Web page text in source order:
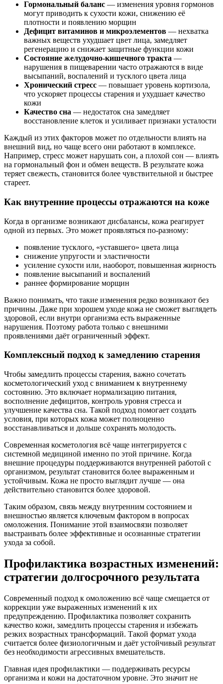
Гормональный баланс — изменения уровня гормонов
могут приводить к сухости кожи, снижению её
плотности и появлению морщин
Дефицит витаминов и микроэлементов — нехватка
важных веществ ухудшает цвет лица, замедляет
регенерацию и снижает защитные функции кожи
Состояние желудочно-кишечного тракта —
нарушения в пищеварении часто отражаются в виде
высыпаний, воспалений и тусклого цвета лица
Хронический стресс — повышает уровень кортизола,
что ускоряет процессы старения и ухудшает качество
кожи
Качество сна — недостаток сна замедляет
восстановление клеток и усиливает признаки усталости
Каждый из этих факторов может по отдельности влиять на
внешний вид, но чаще всего они работают в комплексе.
Например, стресс может нарушать сон, а плохой сон — влиять
на гормональный фон и обмен веществ. В результате кожа
теряет свежесть, становится более чувствительной и быстрее
стареет.
Как внутренние процессы отражаются на коже
Когда в организме возникают дисбалансы, кожа реагирует
одной из первых. Это может проявляться по-разному:
появление тусклого, «уставшего» цвета лица
снижение упругости и эластичности
усиление сухости или, наоборот, повышенная жирность
появление высыпаний и воспалений
раннее формирование морщин
Важно понимать, что такие изменения редко возникают без
причины. Даже при хорошем уходе кожа не сможет выглядеть
здоровой, если внутри организма есть выраженные
нарушения. Поэтому работа только с внешними
проявлениями даёт ограниченный эффект.
Комплексный подход к замедлению старения
Чтобы замедлить процессы старения, важно сочетать
косметологический уход с вниманием к внутреннему
состоянию. Это включает нормализацию питания,
восполнение дефицитов, контроль уровня стресса и
улучшение качества сна. Такой подход помогает создать
условия, при которых кожа может полноценно
восстанавливаться и дольше сохранять молодость.
Современная косметология всё чаще интегрируется с
системной медициной именно по этой причине. Когда
внешние процедуры поддерживаются внутренней работой с
организмом, результат становится более выраженным и
устойчивым. Кожа не просто выглядит лучше — она
действительно становится более здоровой.
Таким образом, связь между внутренним состоянием и
внешностью является ключевым фактором в вопросах
омоложения. Понимание этой взаимосвязи позволяет
выстраивать более эффективные и осознанные стратегии
ухода за собой.
Профилактика возрастных изменений:
стратегии долгосрочного результата
Современный подход к омоложению всё чаще смещается от
коррекции уже выраженных изменений к их
предупреждению. Профилактика позволяет сохранить
качество кожи, замедлить процессы старения и избежать
резких возрастных трансформаций. Такой формат ухода
считается более физиологичным и даёт устойчивый результат
без необходимости агрессивных вмешательств.
Главная идея профилактики — поддерживать ресурсы
организма и кожи на достаточном уровне. Это значит не